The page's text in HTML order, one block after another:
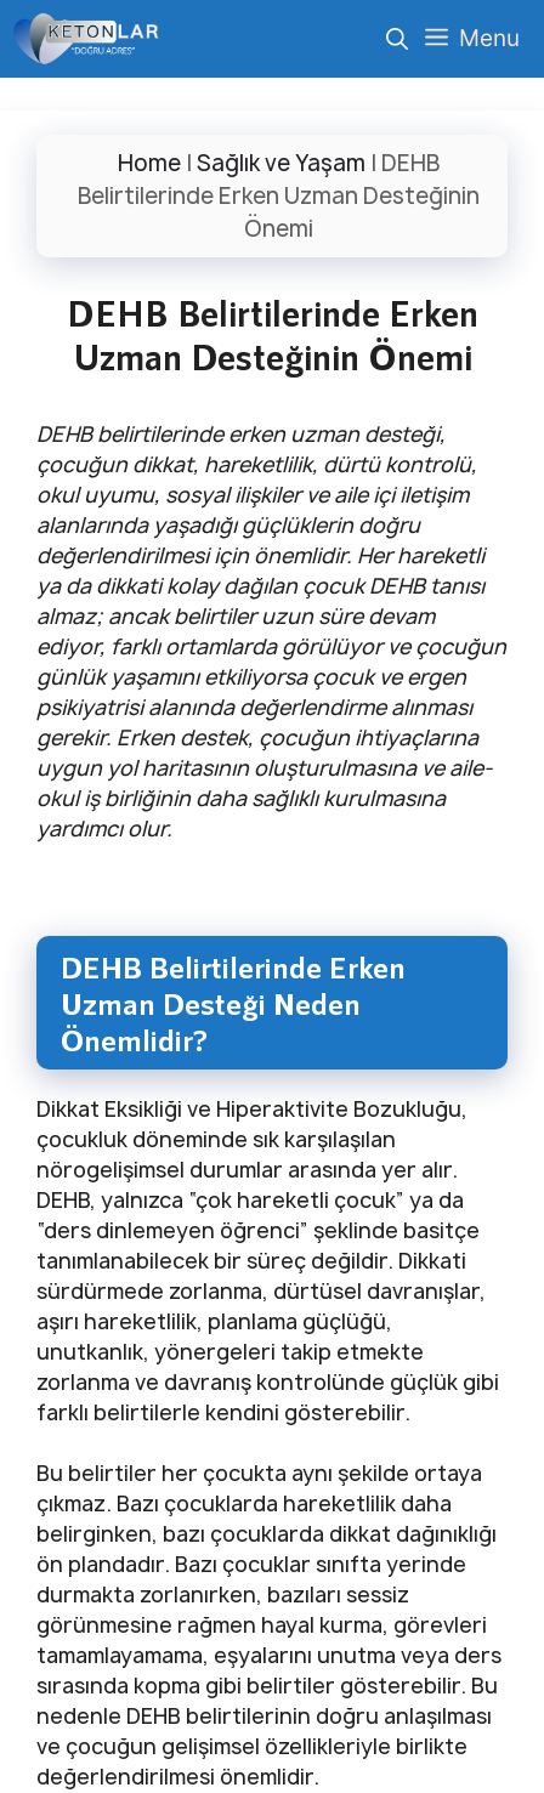
İçeriğe
atla
Menu
Home| Sağlık ve Yaşam | DEHB
Belirtilerinde Erken Uzman Desteğinin
Önemi
DEHB Belirtilerinde Erken
Uzman Desteğinin Önemi
DEHB belirtilerinde erken uzman desteği,
çocuğun dikkat, hareketlilik, dürtü kontrolü,
okul uyumu, sosyal ilişkiler ve aile içi iletişim
alanlarında yaşadığı güçlüklerin doğru
değerlendirilmesi için önemlidir. Her hareketli
ya da dikkati kolay dağılan çocuk DEHB tanısı
almaz; ancak belirtiler uzun süre devam
ediyor, farklı ortamlarda görülüyor ve çocuğun
günlük yaşamını etkiliyorsa çocuk ve ergen
psikiyatrisi alanında değerlendirme alınması
gerekir. Erken destek, çocuğun ihtiyaçlarına
uygun yol haritasının oluşturulmasına ve aile-
okul iş birliğinin daha sağlıklı kurulmasına
yardımcı olur.
DEHB Belirtilerinde Erken
Uzman Desteği Neden
Önemlidir?
Dikkat Eksikliği ve Hiperaktivite Bozukluğu,
çocukluk döneminde sık karşılaşılan
nörogelişimsel durumlar arasında yer alır.
DEHB, yalnızca “çok hareketli çocuk” ya da
“ders dinlemeyen öğrenci” şeklinde basitçe
tanımlanabilecek bir süreç değildir. Dikkati
sürdürmede zorlanma, dürtüsel davranışlar,
aşırı hareketlilik, planlama güçlüğü,
unutkanlık, yönergeleri takip etmekte
zorlanma ve davranış kontrolünde güçlük gibi
farklı belirtilerle kendini gösterebilir.
Bu belirtiler her çocukta aynı şekilde ortaya
çıkmaz. Bazı çocuklarda hareketlilik daha
belirginken, bazı çocuklarda dikkat dağınıklığı
ön plandadır. Bazı çocuklar sınıfta yerinde
durmakta zorlanırken, bazıları sessiz
görünmesine rağmen hayal kurma, görevleri
tamamlayamama, eşyalarını unutma veya ders
sırasında kopma gibi belirtiler gösterebilir. Bu
nedenle DEHB belirtilerinin doğru anlaşılması
ve çocuğun gelişimsel özellikleriyle birlikte
değerlendirilmesi önemlidir.